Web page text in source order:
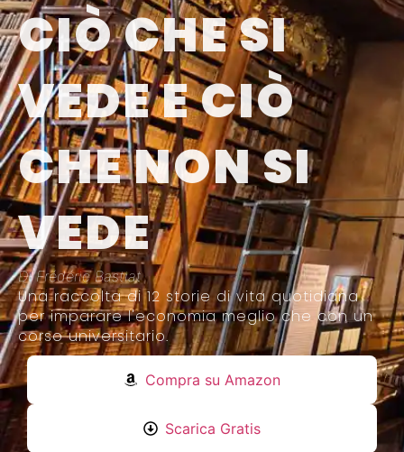
CIÒ CHE SI
VEDE E CIÒ
CHE NON SI
VEDE
Di Frédéric Bastiat
Una raccolta di 12 storie di vita quotidiana
per imparare l'economia meglio che con un
corso universitario.
Compra su Amazon
Scarica Gratis